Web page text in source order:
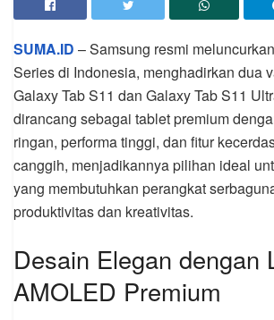
SUMA.ID – Samsung resmi
Series di Indonesia, menghadirkan dua
Galaxy Tab S11 dan Galaxy Tab S11
dirancang sebagai tablet premium
ringan, performa tinggi, dan fitur
canggih, menjadikannya pilihan ideal
yang membutuhkan perangkat
produktivitas dan kreativitas.
Desain Elegan dengan
AMOLED Premium